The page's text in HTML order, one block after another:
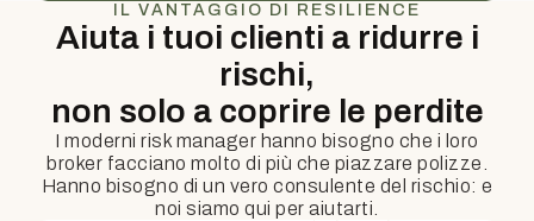
IL VANTAGGIO DI RESILIENCE
Aiuta i tuoi clienti a ridurre i
rischi,
non solo a coprire le perdite
I moderni risk manager hanno bisogno che i loro
broker facciano molto di più che piazzare polizze.
Hanno bisogno di un vero consulente del rischio: e
noi siamo qui per aiutarti.